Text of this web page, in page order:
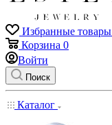
Избранные товары
Корзина 0
Войти
Поиск
Каталог